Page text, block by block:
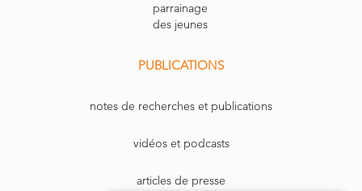
parrainage
des jeunes
PUBLICATIONS
notes de recherches et publications
vidéos et podcasts
articles de presse